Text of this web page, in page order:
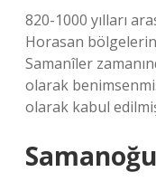
820-1000 yılları
Horasan
Samanîler
olarak
olarak kabul